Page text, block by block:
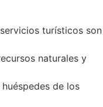
turísticos son
naturales y
de los